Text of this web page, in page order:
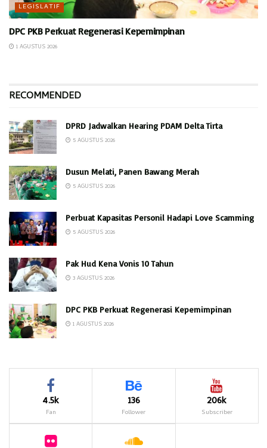
LEGISLATIF
DPC PKB Perkuat Regenerasi Kepemimpinan
1 AGUSTUS 2026
RECOMMENDED
DPRD Jadwalkan Hearing PDAM Delta Tirta
5 AGUSTUS 2026
Dusun Melati, Panen Bawang Merah
5 AGUSTUS 2026
Perbuat Kapasitas Personil Hadapi Love Scamming
5 AGUSTUS 2026
Pak Hud Kena Vonis 10 Tahun
3 AGUSTUS 2026
DPC PKB Perkuat Regenerasi Kepemimpinan
1 AGUSTUS 2026
4.5k
Fan
136
Follower
206k
Subscriber